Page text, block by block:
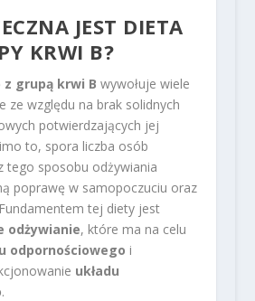
JEST DIETA
KRWI B?
grupą krwi B wywołuje wiele
ze względu na brak solidnych
potwierdzających jej
to, spora liczba osób
tego sposobu odżywiania
poprawę w samopoczuciu oraz
tej diety jest
odżywianie, które ma na celu
odpornościowego i
układu
.